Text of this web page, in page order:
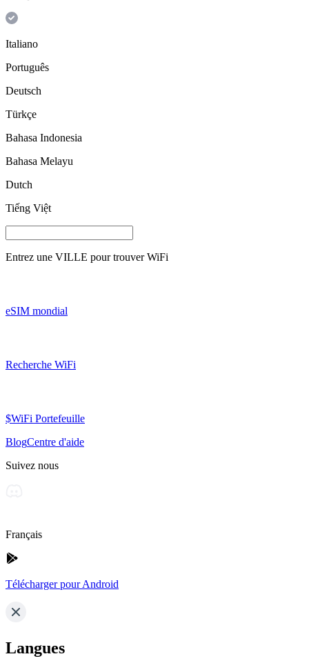
Italiano
Português
Deutsch
Türkçe
Bahasa Indonesia
Bahasa Melayu
Dutch
Tiếng Việt
Entrez une VILLE pour trouver WiFi
eSIM mondial
Recherche WiFi
$WiFi Portefeuille
BlogCentre d'aide
Suivez nous
Français
Télécharger pour Android
Langues